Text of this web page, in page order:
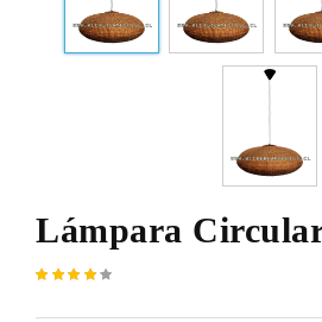
Lámpara